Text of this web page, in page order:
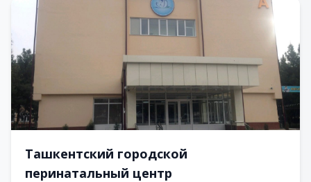
Ташкентский городской
перинатальный центр